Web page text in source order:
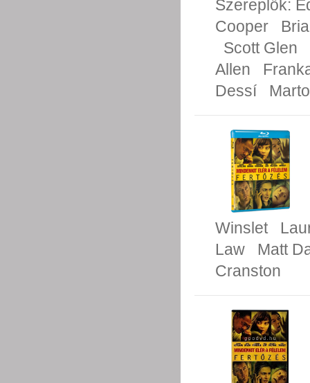
Szereplők:
Cooper
Scott Glen
Allen
Dessí
Winslet
Law
Matt
Cranston